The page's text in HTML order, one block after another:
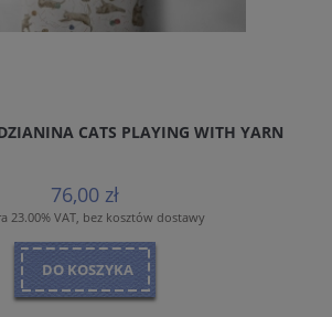
CATS PLAYING WITH YARN
76,00 zł
23.00% VAT, bez kosztów dostawy
DO KOSZYKA